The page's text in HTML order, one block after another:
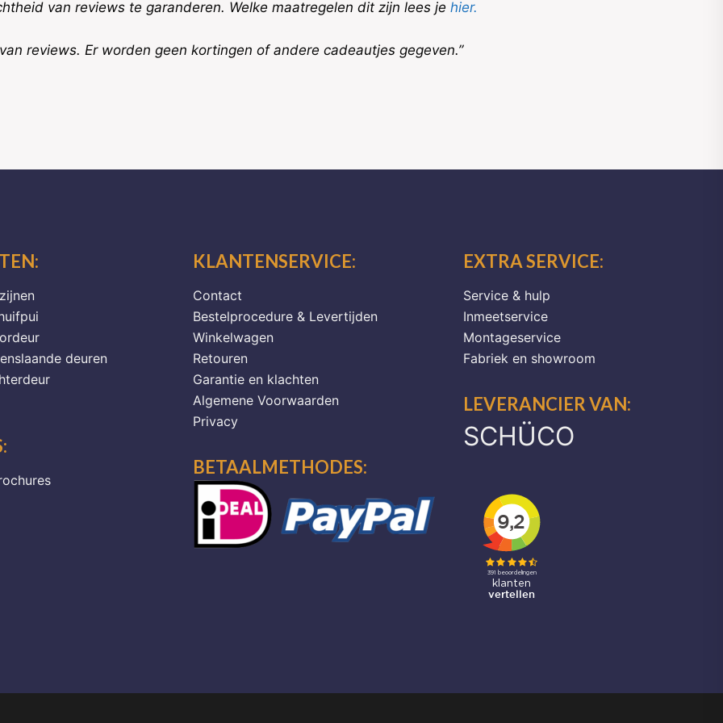
van reviews te garanderen. Welke maatregelen dit zijn lees je hier.
reviews. Er worden geen kortingen of andere cadeautjes gegeven.”
deuren
KLANTENSERVICE:
Contact
Bestelprocedure & Levertijden
Winkelwagen
Retouren
Garantie en klachten
Algemene Voorwaarden
Privacy
BETAALMETHODES:
EXTRA SERVICE:
Service & hulp
Inmeetservice
Montageservice
Fabriek en showroom
LEVERANCIER VAN:
SCHÜCO